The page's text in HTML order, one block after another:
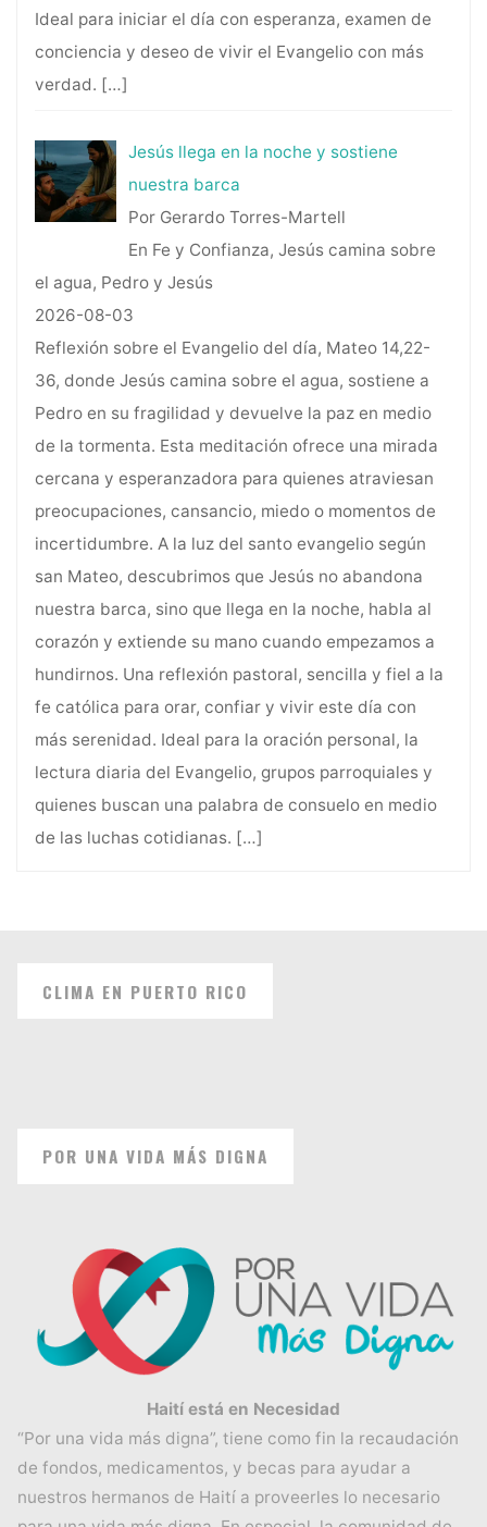
Ideal para iniciar el día con esperanza, examen de
conciencia y deseo de vivir el Evangelio con más
verdad. […]
Jesús llega en la noche y sostiene
nuestra barca
Por Gerardo Torres-Martell
En Fe y Confianza, Jesús camina sobre
el agua, Pedro y Jesús
2026-08-03
Reflexión sobre el Evangelio del día, Mateo 14,22-
36, donde Jesús camina sobre el agua, sostiene a
Pedro en su fragilidad y devuelve la paz en medio
de la tormenta. Esta meditación ofrece una mirada
cercana y esperanzadora para quienes atraviesan
preocupaciones, cansancio, miedo o momentos de
incertidumbre. A la luz del santo evangelio según
san Mateo, descubrimos que Jesús no abandona
nuestra barca, sino que llega en la noche, habla al
corazón y extiende su mano cuando empezamos a
hundirnos. Una reflexión pastoral, sencilla y fiel a la
fe católica para orar, confiar y vivir este día con
más serenidad. Ideal para la oración personal, la
lectura diaria del Evangelio, grupos parroquiales y
quienes buscan una palabra de consuelo en medio
de las luchas cotidianas. […]
CLIMA EN PUERTO RICO
POR UNA VIDA MÁS DIGNA
Haití está en Necesidad
“Por una vida más digna”, tiene como fin la recaudación
de fondos, medicamentos, y becas para ayudar a
nuestros hermanos de Haití a proveerles lo necesario